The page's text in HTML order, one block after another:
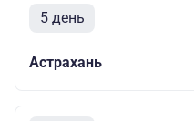
5 день
Астрахань